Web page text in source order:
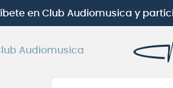
en Club Audiomusica y
Audiomusica
Buscar en